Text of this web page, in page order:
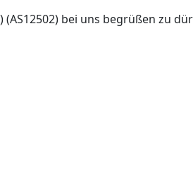
bei uns begrüßen zu